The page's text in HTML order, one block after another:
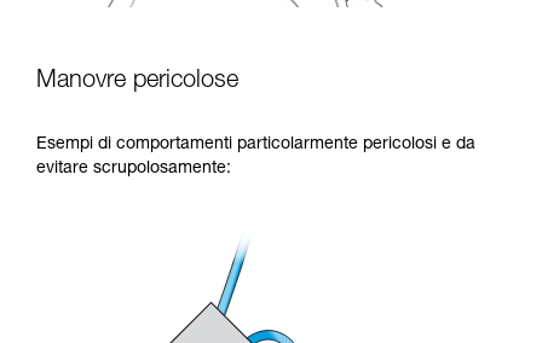
Manovre pericolose
Esempi di comportamenti particolarmente pericolosi e da
evitare scrupolosamente: